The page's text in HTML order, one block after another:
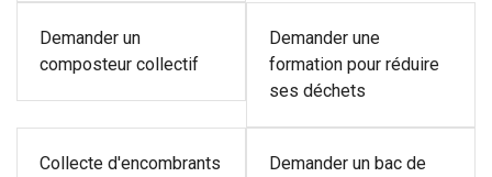
Demander un
composteur collectif
Demander une
formation pour réduire
ses déchets
Collecte d'encombrants
Demander un bac de